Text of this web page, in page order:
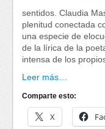
sentidos. Claudia
plenitud conectada
una especie de
de la lírica de la
intensa de los
Leer más…
Comparte esto:
X